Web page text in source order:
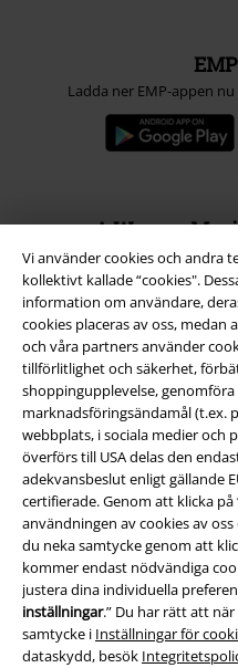
Vi använder cookies och andra
kollektivt kallade “cookies".
information om användare,
cookies placeras av oss,
och våra partners använder
tillförlitlighet och säkerhet,
shoppingupplevelse,
marknadsföringsändamål (t.ex.
webbplats, i sociala medier och
överförs till USA delas den
adekvansbeslut enligt gällande
certifierade. Genom att klicka på
användningen av cookies av
du neka samtycke genom att
kommer endast nödvändiga
justera dina individuella
inställningar.” Du har rätt att
samtycke i Inställningar för
dataskydd, besök
Ladda ner EMP-appen
A Warner
Juridisk information/
Villkor
Om oss